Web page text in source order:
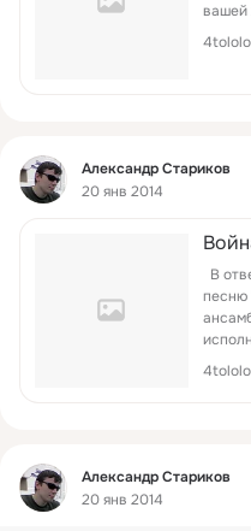
вашей
Фид
Александр Стариков
20 янв 2014
В
песню
песни
Фид
Александр Стариков
20 янв 2014